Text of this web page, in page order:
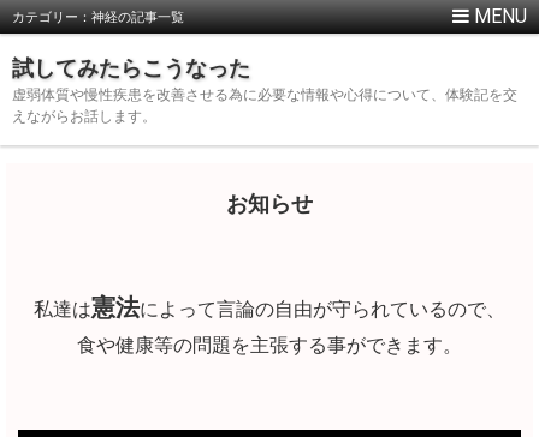
カテゴリー：神経の記事一覧
試してみたらこうなった
虚弱体質や慢性疾患を改善させる為に必要な情報や心得について、体験記を交
えながらお話します。
お知らせ
私達は憲法によって言論の自由が守られているので、
食や健康等の問題を主張する事ができます。